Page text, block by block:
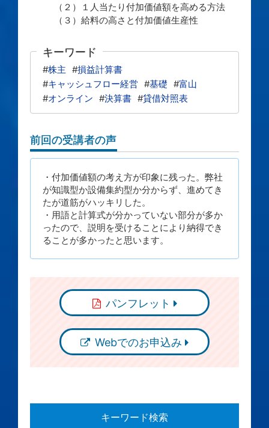
（２）１人当たり付加価値額を高める方法
（３）給料の高さと付加価値生産性
キーワード
#株主 #損益計算書
#キャッシュフロー経営 #基礎 #富山
#オンライン #決算書 #貸借対照表
前回の受講者の声
・付加価値額の考え方が印象に残った。弊社
が知識型か設備集約型か分からず、進めてき
たが道筋がハッキリした。
・用語と計算式が分かっていない部分が多か
ったので、説明を受けることにより納得でき
ることが多かったと思います。
パンフレット
Webでのお申込み
キーワード検索